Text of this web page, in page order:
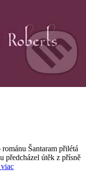
Šantaram přilétá
předcházel útěk z přísně